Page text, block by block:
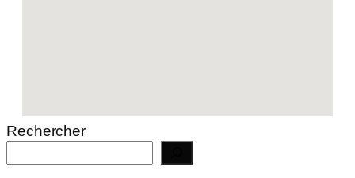
Rechercher